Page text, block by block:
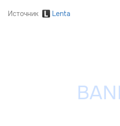
Источник Lenta